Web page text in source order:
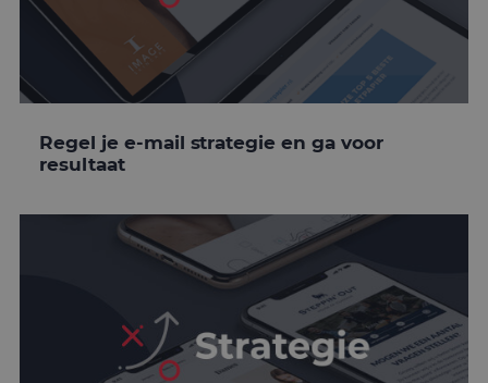
Regel je e-mail strategie en ga voor
resultaat